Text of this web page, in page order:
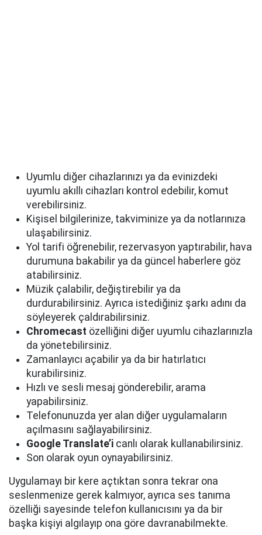
Uyumlu diğer cihazlarınızı ya da evinizdeki
uyumlu akıllı cihazları kontrol edebilir, komut
verebilirsiniz.
Kişisel bilgilerinize, takviminize ya da notlarınıza
ulaşabilirsiniz.
Yol tarifi öğrenebilir, rezervasyon yaptırabilir, hava
durumuna bakabilir ya da güncel haberlere göz
atabilirsiniz.
Müzik çalabilir, değiştirebilir ya da
durdurabilirsiniz. Ayrıca istediğiniz şarkı adını da
söyleyerek çaldırabilirsiniz.
Chromecast özelliğini diğer uyumlu cihazlarınızla
da yönetebilirsiniz.
Zamanlayıcı açabilir ya da bir hatırlatıcı
kurabilirsiniz.
Hızlı ve sesli mesaj gönderebilir, arama
yapabilirsiniz.
Telefonunuzda yer alan diğer uygulamaların
açılmasını sağlayabilirsiniz.
Google Translate’i canlı olarak kullanabilirsiniz.
Son olarak oyun oynayabilirsiniz.
Uygulamayı bir kere açtıktan sonra tekrar ona
seslenmenize gerek kalmıyor, ayrıca ses tanıma
özelliği sayesinde telefon kullanıcısını ya da bir
başka kişiyi algılayıp ona göre davranabilmekte.